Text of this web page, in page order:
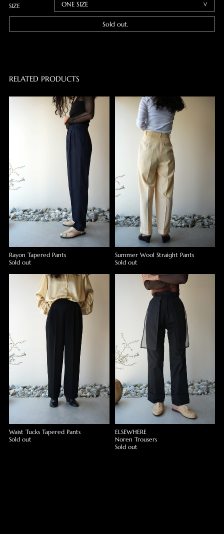
SIZE
Sold out.
RELATED PRODUCTS
Rayon Tapered Pants
Sold out
Summer Wool Straight Pants
Sold out
Waist Tucks Tapered Pants
Sold out
ELSEWHERE
Noren Trousers
Sold out